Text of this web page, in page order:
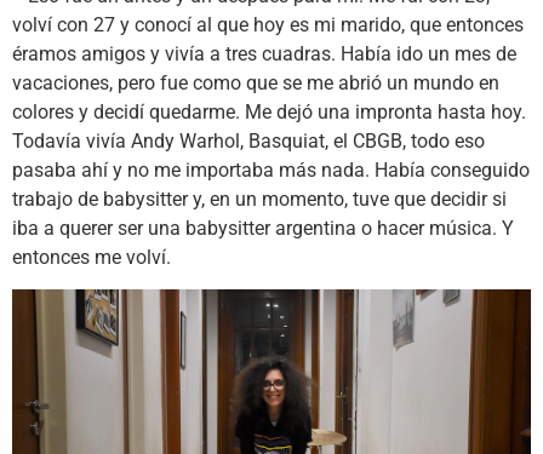
volví con 27 y conocí al que hoy es mi marido, que entonces
éramos amigos y vivía a tres cuadras. Había ido un mes de
vacaciones, pero fue como que se me abrió un mundo en
colores y decidí quedarme. Me dejó una impronta hasta hoy.
Todavía vivía Andy Warhol, Basquiat, el CBGB, todo eso
pasaba ahí y no me importaba más nada. Había conseguido
trabajo de babysitter y, en un momento, tuve que decidir si
iba a querer ser una babysitter argentina o hacer música. Y
entonces me volví.